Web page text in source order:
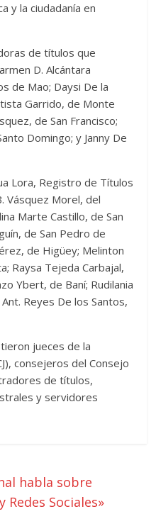
y la ciudadanía en
de títulos que
D. Alcántara
de Mao; Daysi De la
Garrido, de Monte
de San Francisco;
Domingo; y Janny De
Lora, Registro de Títulos
Vásquez Morel, del
Marte Castillo, de San
de San Pedro de
de Higüey; Melinton
Raysa Tejeda Carbajal,
Ybert, de Baní; Rudilania
Reyes De los Santos,
jueces de la
consejeros del Consejo
de títulos,
y servidores
habla sobre
Sociales»